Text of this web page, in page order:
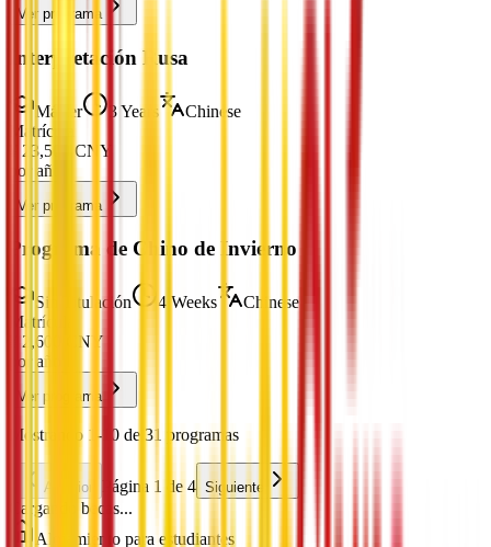
Ver programa
Interpretación Rusa
Máster 3 Years
Chinese
Matrícula
23,500
CNY
por año
Ver programa
Programa de Chino de Invierno
Sin Titulación 4 Weeks
Chinese
Matrícula
2,600
CNY
por año
Ver programa
Mostrando 1-10 de 31 programas
Anterior Página 1 de 4 Siguiente
Cargando becas...
Alojamiento para estudiantes